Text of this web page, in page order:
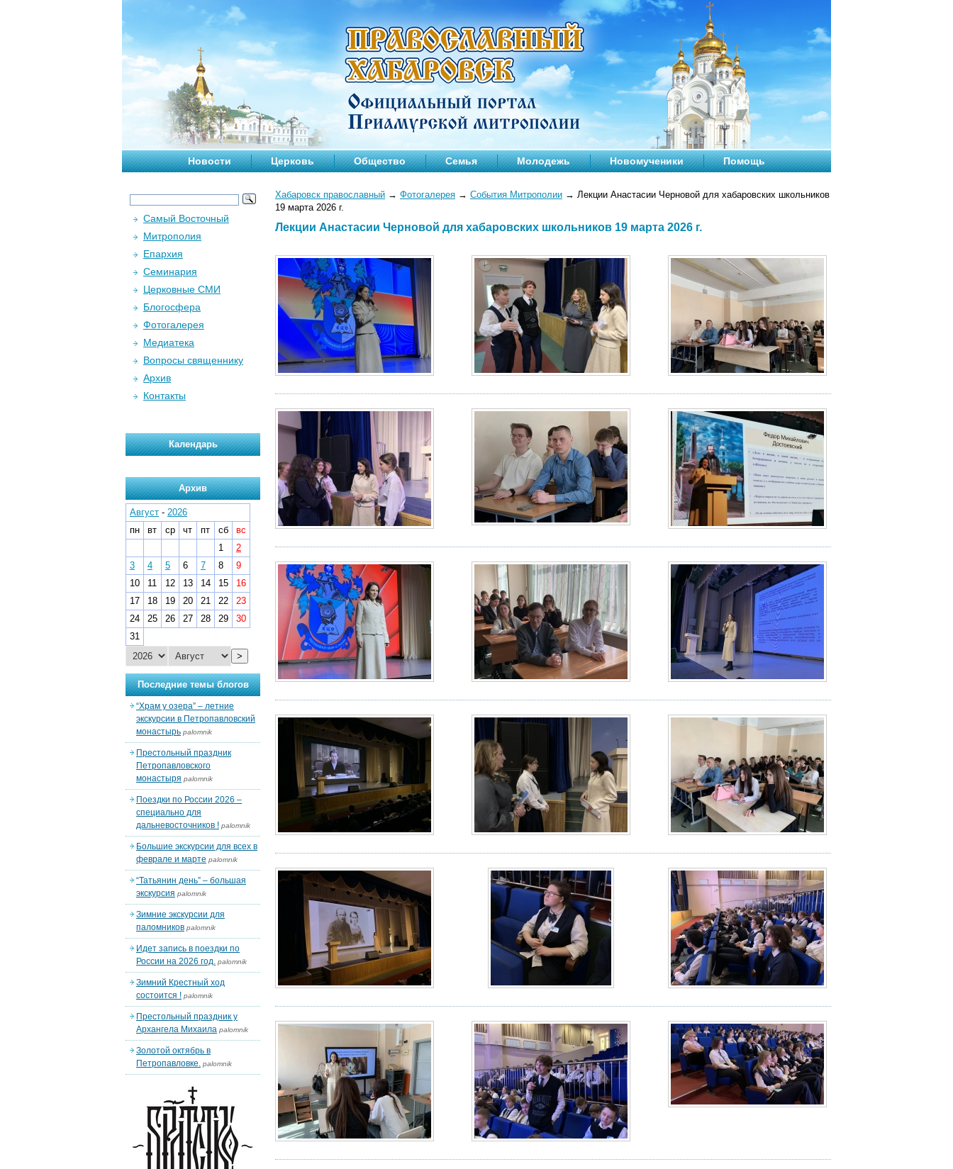
Новости Церковь Общество Семья Молодежь Новомученики Помощь
Хабаровск православный → Фотогалерея → События Митрополии → Лекции Анастасии Черновой для хабаровских школьников
19 марта 2026 г.
Лекции Анастасии Черновой для хабаровских школьников 19 марта 2026 г.
Самый Восточный
Митрополия
Епархия
Семинария
Церковные СМИ
Блогосфера
Фотогалерея
Медиатека
Вопросы священнику
Архив
Контакты
Календарь
Архив
Август - 2026
пн
вт ср чт пт сб
вс
1
2
3
4 5 6 7 8
9
10
11 12 13 14 15
16
17
18 19 20 21 22
23
24
25 26 27 28 29
30
31
>
Последние темы блогов
“Храм у озера” – летние
экскурсии в Петропавловский
монастырь palomnik
Престольный праздник
Петропавловского
монастыря palomnik
Поездки по России 2026 –
специально для
дальневосточников ! palomnik
Большие экскурсии для всех в
феврале и марте palomnik
“Татьянин день” – большая
экскурсия palomnik
Зимние экскурсии для
паломников palomnik
Идет запись в поездки по
России на 2026 год. palomnik
Зимний Крестный ход
состоится ! palomnik
Престольный праздник у
Архангела Михаила palomnik
Золотой октябрь в
Петропавловке. palomnik